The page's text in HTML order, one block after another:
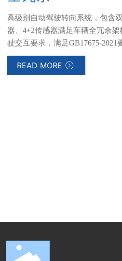
高级别自动驾驶转向系统，包含
器、4+2传感器满足车辆全冗余
驶交互要求，满足GB17675-2021
要求。
READ MORE